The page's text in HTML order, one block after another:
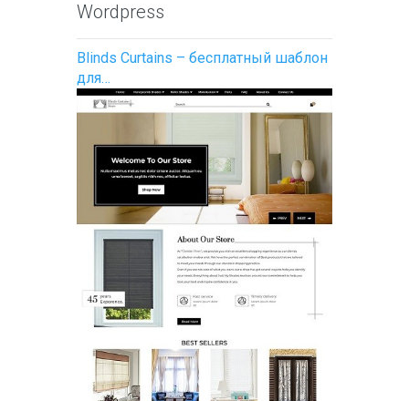
Wordpress
Blinds Curtains – бесплатный шаблон
для…